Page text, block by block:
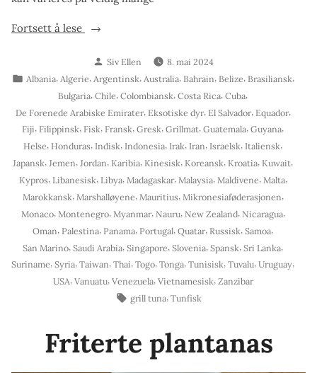
Fortsett å lese
«Fersk
Skrevet
av
Siv Ellen
8. mai 2024
Publisert
Albania, Algerie, Argentinsk, Australia, Bahrain, Belize, Brasiliansk,
Bulgaria, Chile, Colombiansk, Costa Rica, Cuba,
De Forenede Arabiske Emirater, Eksotiske dyr, El Salvador, Equador,
Fiji, Filippinsk, Fisk, Fransk,Gresk,Grillmat,Guatemala,Guyana,
Helse, Honduras, Indisk, Indonesia, Irak, Iran, Israelsk, Italiensk,
Japansk,Jemen,Jordan, Karibia, Kinesisk, Koreansk, Kroatia, Kuwait,
Kypros, Libanesisk, Libya, Madagaskar, Malaysia, Maldivene, Malta,
Marokkansk, Marshalløyene, Mauritius, Mikronesiaføderasjonen,
Monaco, Montenegro, Myanmar, Nauru, New Zealand, Nicaragua,
Oman, Palestina, Panama, Portugal, Quatar, Russisk, Samoa,
San Marino, Saudi Arabia, Singapore, Slovenia, Spansk, Sri Lanka,
Suriname,Syria,Taiwan,Thai,Togo,Tonga,Tunisisk,Tuvalu,Uruguay,
USA,Vanuatu,Venezuela,Vietnamesisk,Zanzibar
Stikkord:
grill tuna,Tunfisk
Friterte plantanas